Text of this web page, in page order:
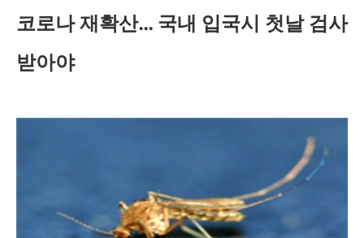
코로나 재확산… 국내 입국시 첫날 검사
받아야